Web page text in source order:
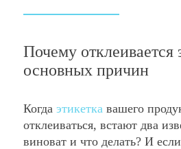
Почему отклеивается
основных причин
Когда этикетка вашего
отклеиваться, встают два
виноват и что делать? И